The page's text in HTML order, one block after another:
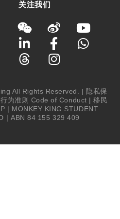
关注我们
All Rights Reserved. | 隐私保
为准则 Code of Conduct |移民
| MONKEY KING STUDENT
｜ABN 84 155 329 409